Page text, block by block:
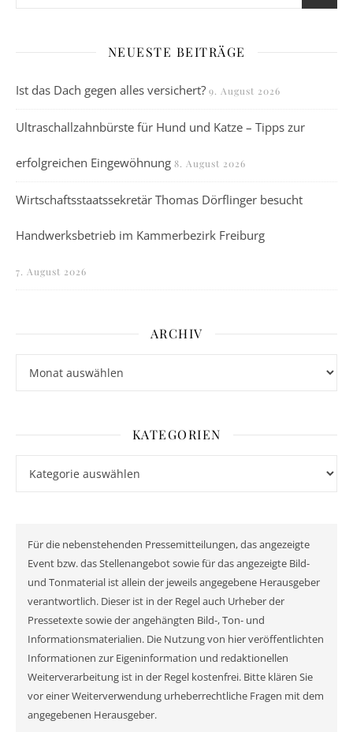
NEUESTE BEITRÄGE
Ist das Dach gegen alles versichert? 9. August 2026
Ultraschallzahnbürste für Hund und Katze – Tipps zur
erfolgreichen Eingewöhnung 8. August 2026
Wirtschaftsstaatssekretär Thomas Dörflinger besucht
Handwerksbetrieb im Kammerbezirk Freiburg
7. August 2026
ARCHIV
KATEGORIEN
Für die nebenstehenden Pressemitteilungen, das angezeigte
Event bzw. das Stellenangebot sowie für das angezeigte Bild-
und Tonmaterial ist allein der jeweils angegebene Herausgeber
verantwortlich. Dieser ist in der Regel auch Urheber der
Pressetexte sowie der angehängten Bild-, Ton- und
Informationsmaterialien. Die Nutzung von hier veröffentlichten
Informationen zur Eigeninformation und redaktionellen
Weiterverarbeitung ist in der Regel kostenfrei. Bitte klären Sie
vor einer Weiterverwendung urheberrechtliche Fragen mit dem
angegebenen Herausgeber.